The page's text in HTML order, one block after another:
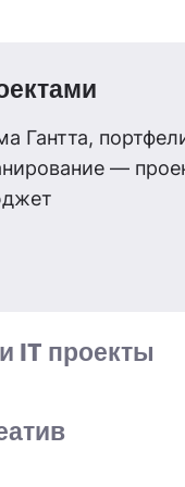
Гантта,
—
IT проекты